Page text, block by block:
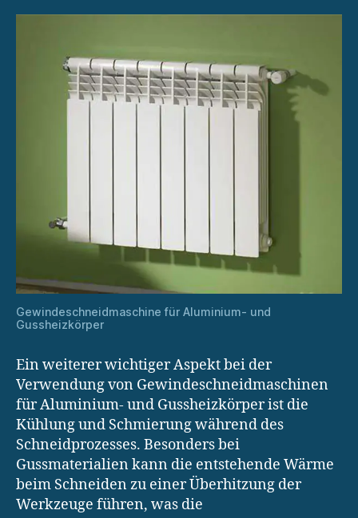
Gewindeschneidmaschine für Aluminium- und
Gussheizkörper
Ein weiterer wichtiger Aspekt bei der
Verwendung von Gewindeschneidmaschinen
für Aluminium- und Gussheizkörper ist die
Kühlung und Schmierung während des
Schneidprozesses. Besonders bei
Gussmaterialien kann die entstehende Wärme
beim Schneiden zu einer Überhitzung der
Werkzeuge führen, was die